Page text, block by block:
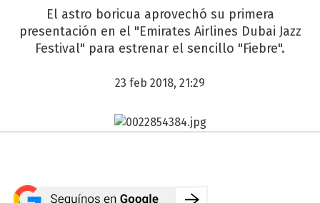
El astro boricua aprovechó su primera
presentación en el "Emirates Airlines Dubai Jazz
Festival" para estrenar el sencillo "Fiebre".
23 feb 2018, 21:29